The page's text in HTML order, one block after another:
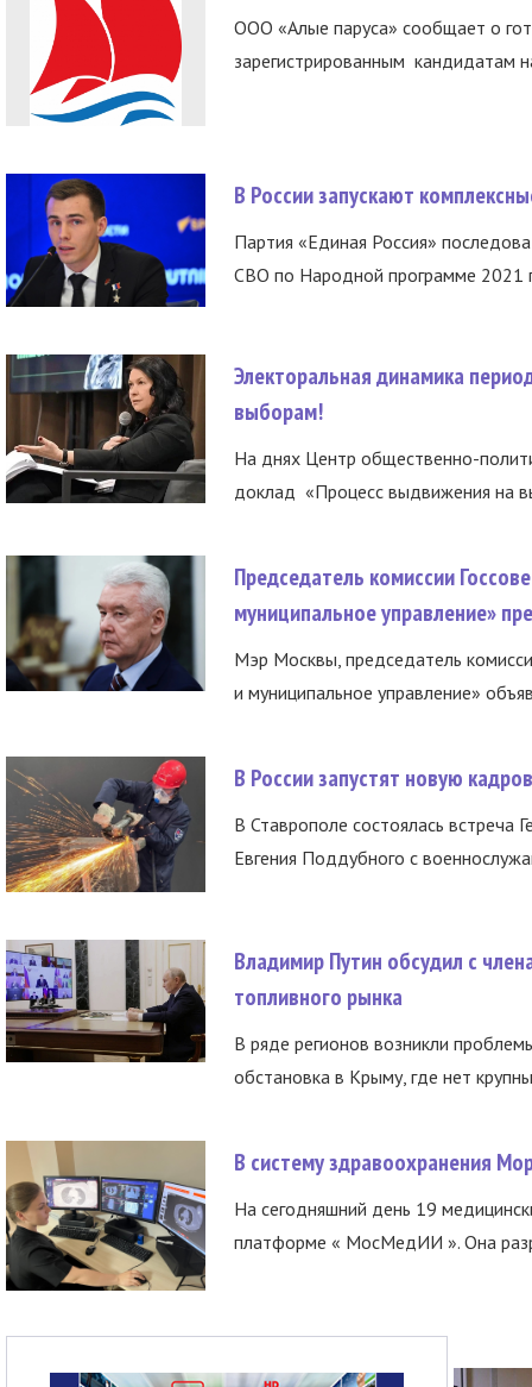
ООО «Алые паруса» сообщает о
зарегистрированным кандидатам
В России запускают
Партия «Единая Россия»
СВО по Народной программе 2021
Электоральная динамика
выборам!
На днях Центр общественно-
доклад «Процесс выдвижения на
Председатель комиссии
муниципальное управление»
Мэр Москвы, председатель
и муниципальное управление»
В России запустят новую
В Ставрополе состоялась встреча
Евгения Поддубного с
Владимир Путин обсудил с
топливного рынка
В ряде регионов возникли
обстановка в Крыму, где нет
В систему здравоохранения
На сегодняшний день 19
платформе « МосМедИИ ». Она